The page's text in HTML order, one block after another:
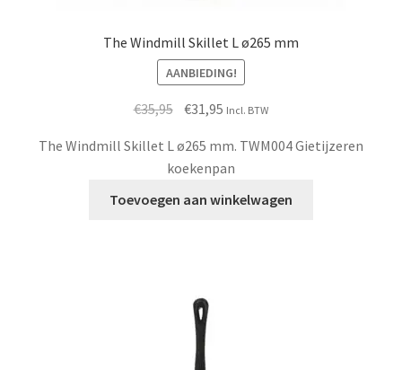
The Windmill Skillet L ø265 mm
AANBIEDING!
€35,95 Oorspronkelijke
was:
€35,95.
€31,95 Huidige
is:
€31,95.
Incl. BTW
The Windmill Skillet L ø265 mm. TWM004 Gietijzeren
koekenpan
Toevoegen aan winkelwagen